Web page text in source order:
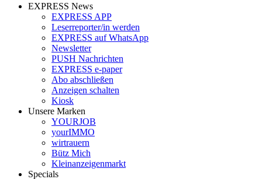
EXPRESS News
EXPRESS APP
Leserreporter/in werden
EXPRESS auf WhatsApp
Newsletter
PUSH Nachrichten
EXPRESS e-paper
Abo abschließen
Anzeigen schalten
Kiosk
Unsere Marken
YOURJOB
yourIMMO
wirtrauern
Bütz Mich
Kleinanzeigenmarkt
Specials